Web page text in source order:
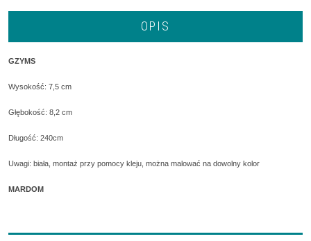
OPIS
GZYMS
Wysokość: 7,5 cm
Głębokość: 8,2 cm
Długość: 240cm
Uwagi: biała, montaż przy pomocy kleju, można malować na dowolny kolor
MARDOM